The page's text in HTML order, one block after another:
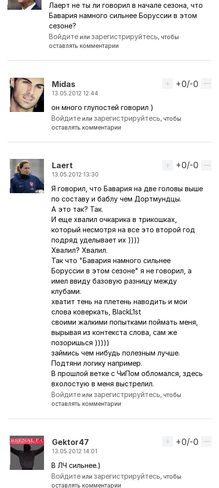
Лаерт не ты ли говорил в начале сезона, что
Бавария намного сильнее Боруссии в этом
сезоне?
Войдите илизарегистрируйтесь, чтобы
оставлять комментарии
Midas
13.05.2012 12:44
Ответ на комментарий пользователяBlackL1st
Вверх
+0/-0
он много глупостей говорил )
Войдите илизарегистрируйтесь, чтобы
оставлять комментарии
Laert
13.05.2012 13:30
Ответ на комментарий пользователяBlackL1st
Вверх
+0/-0
Я говорил, что Бавария на две головы выше
по составу и баблу чем Дортмундцы.
А это так? Так.
И еще хвалил очкарика в трикошках,
который несмотря на все это второй год
подряд уделывает их ))))
Хвалил? Хвалил.
Так что "Бавария намного сильнее
Боруссии в этом сезоне" я не говорил, а
имел ввиду базовую разницу между
клубами.
хватит тень на плетень наводить и мои
слова коверкать, BlackL1st
своими жалкими попытками поймать меня,
вырывая из контекста слова, сам же
позоришься )))))
займись чем нибудь полезным лучше.
Подтяни логику например.
В прошлой ветке с ЧиПом обломался, здесь
вхолостую в меня выстрелил.
Войдите илизарегистрируйтесь, чтобы
оставлять комментарии
Gektor47
13.05.2012 14:01
Ответ на комментарий пользователяBlackL1st
Вверх
+0/-0
В ЛЧ сильнее.)
Войдите илизарегистрируйтесь, чтобы
оставлять комментарии